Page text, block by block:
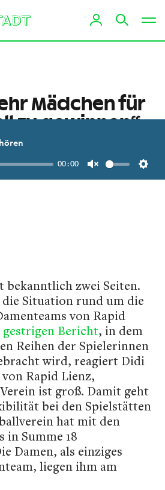
00:00
Unmute
Mädchen für
zu gewinnen“
Didi Müller reagiert
aus den Reihen des
bekanntlich zwei Seiten.
Situation rund um die
von Rapid
gestrigen Bericht, in dem
Reihen der Spielerinnen
wird, reagiert Didi
Rapid Lienz,
ist groß. Damit geht
bei den Spielstätten
hat mit den
in Summe 18
Damen, als einziges
liegen ihm am